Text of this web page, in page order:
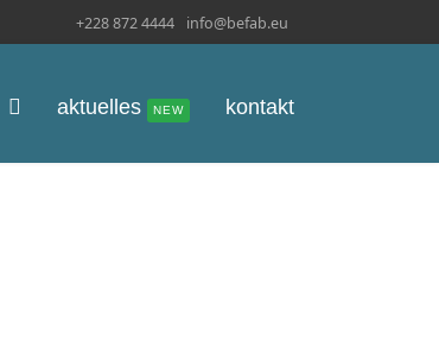
+228 872 4444 info@befab.eu
aktuelles NEW kontakt